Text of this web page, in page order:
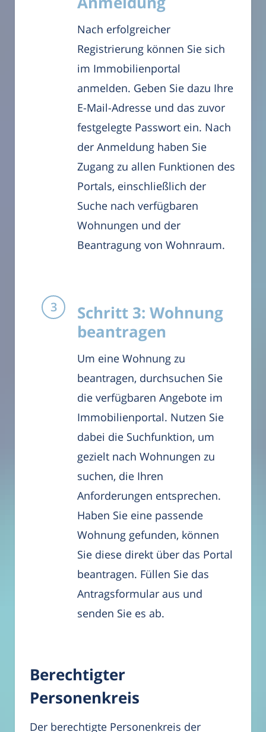
Nach erfolgreicher
Registrierung können Sie sich
im Immobilienportal
anmelden. Geben Sie dazu Ihre
E-Mail-Adresse und das zuvor
festgelegte Passwort ein. Nach
der Anmeldung haben Sie
Zugang zu allen Funktionen des
Portals, einschließlich der
Suche nach verfügbaren
Wohnungen und der
Beantragung von Wohnraum.
Schritt 3: Wohnung
beantragen
Um eine Wohnung zu
beantragen, durchsuchen Sie
die verfügbaren Angebote im
Immobilienportal. Nutzen Sie
dabei die Suchfunktion, um
gezielt nach Wohnungen zu
suchen, die Ihren
Anforderungen entsprechen.
Haben Sie eine passende
Wohnung gefunden, können
Sie diese direkt über das Portal
beantragen. Füllen Sie das
Antragsformular aus und
senden Sie es ab.
Berechtigter
Personenkreis
Der berechtigte Personenkreis der